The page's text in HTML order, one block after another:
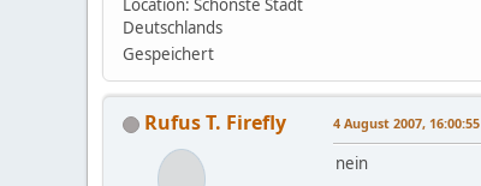
Location: Schönste Stadt
Deutschlands
Gespeichert
Rufus T. Firefly 4 August 2007, 16:00:55
nein